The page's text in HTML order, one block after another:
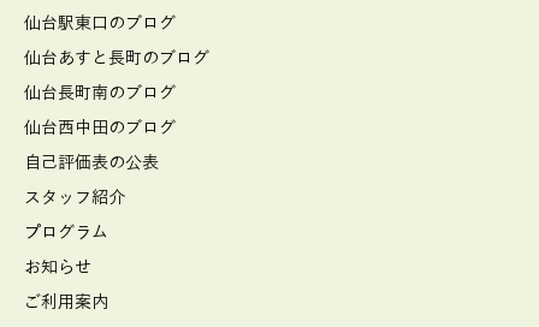
仙台駅東口のブログ
仙台あすと長町のブログ
仙台長町南のブログ
仙台西中田のブログ
自己評価表の公表
スタッフ紹介
プログラム
お知らせ
ご利用案内